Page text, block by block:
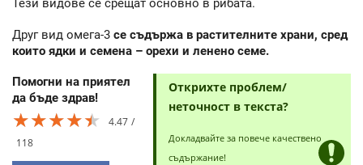
Тези видове се срещат основно в рибата.
Друг вид омега-3 се съдържа в растителните храни, сред
които ядки и семена – орехи и ленено семе.
Помогни на приятел
да бъде здрав!
★★★★★
★★★★★
★★★★★
4.47
118
Открихте проблем/
неточност в текста?
Докладвайте за повече качествено
съдържание!